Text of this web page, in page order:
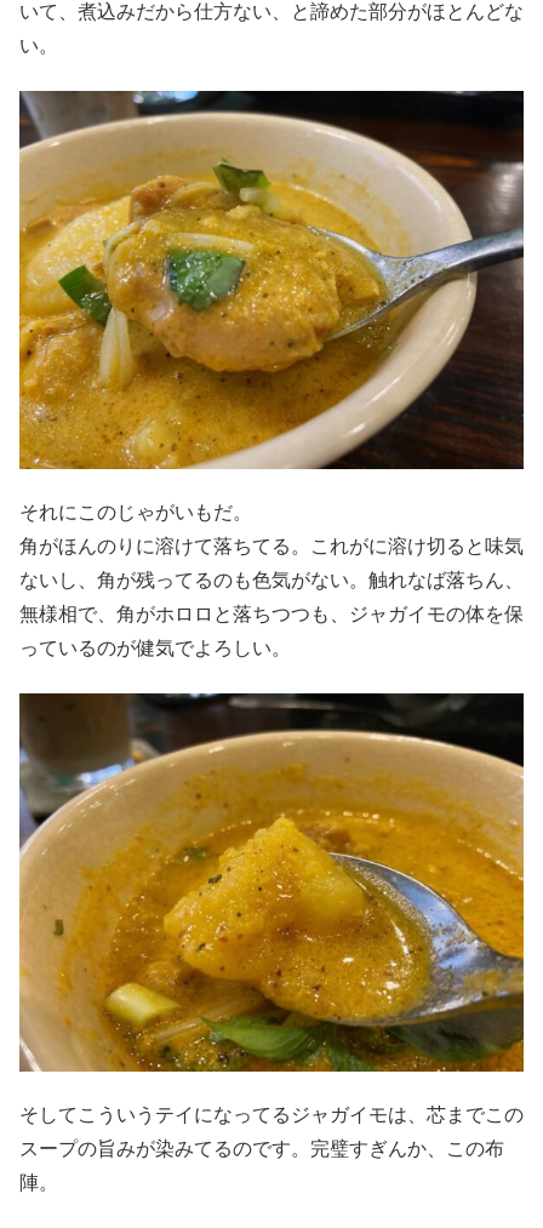
いて、煮込みだから仕方ない、と諦めた部分がほとんどな
い。
それにこのじゃがいもだ。
角がほんのりに溶けて落ちてる。これがに溶け切ると味気
ないし、角が残ってるのも色気がない。触れなば落ちん、
無様相で、角がホロロと落ちつつも、ジャガイモの体を保
っているのが健気でよろしい。
そしてこういうテイになってるジャガイモは、芯までこの
スープの旨みが染みてるのです。完璧すぎんか、この布
陣。